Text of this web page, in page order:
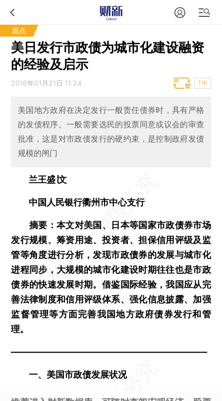
观点
美日发行市政债为城市化建设融资
的经验及启示
2016年01月21日 11:24 T中
美国地方政府在决定发行一般责任债券时，具有严格
的发债程序。一般需要选民的投票同意或议会的审查
批准，这是对市政债发行的硬约束，是控制政府发债
规模的闸门
兰王盛∣文
中国人民银行衢州市中心支行
摘要：本文对美国、日本等国家市政债券市场
发行规模、筹资用途、投资者、担保信用评级及监
管等角度进行分析，发现市政债券的发展与城市化
进程同步，大规模的城市化建设时期往往也是市政
债券的快速发展时期。借鉴国际经验，我国应从完
善法律制度和信用评级体系、强化信息披露、加强
监督管理等方面完善我国地方政府债券发行和管
理。
——————————————————————
一、美国市政债发展状况